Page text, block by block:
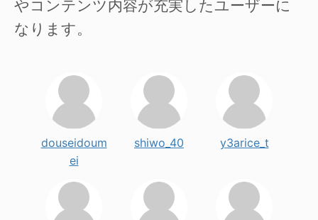
やコンテンツ内容が充実したユーザーに
なります。
douseidoum
ei
shiwo_40 y3arice_t